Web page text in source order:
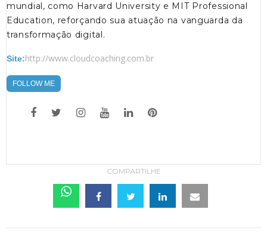
mundial, como Harvard University e MIT Professional
Education, reforçando sua atuação na vanguarda da
transformação digital.
Site:http://www.cloudcoaching.com.br
FOLLOW ME
COMPARTILHE